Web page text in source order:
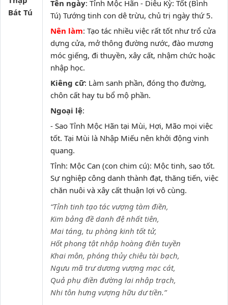
Bát Tú
Tên ngày: Tỉnh Mộc Hãn - Diêu Kỳ: Tốt (Bình
Tú) Tướng tinh con dê trừu, chủ trị ngày thứ 5.
Nên làm: Tạo tác nhiều việc rất tốt như trổ cửa
dựng cửa, mở thông đường nước, đào mương
móc giếng, đi thuyền, xây cất, nhậm chức hoặc
nhập học.
Kiêng cữ: Làm sanh phần, đóng thọ đường,
chôn cất hay tu bổ mộ phần.
Ngoại lệ:
- Sao Tỉnh Mộc Hãn tại Mùi, Hợi, Mão mọi việc
tốt. Tại Mùi là Nhập Miếu nên khởi động vinh
quang.
Tỉnh: Mộc Can (con chim cú): Mộc tinh, sao tốt.
Sự nghiệp công danh thành đạt, thăng tiến, việc
chăn nuôi và xây cất thuận lợi vô cùng.
“Tỉnh tinh tạo tác vượng tàm điền,
Kim bảng đề danh đệ nhất tiên,
Mai táng, tu phòng kinh tốt tử,
Hốt phong tật nhập hoàng điên tuyền
Khai môn, phóng thủy chiêu tài bạch,
Ngưu mã trư dương vượng mạc cát,
Quả phụ điền đường lai nhập trạch,
Nhi tôn hưng vượng hữu dư tiền.”